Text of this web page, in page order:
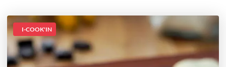
I-COOK'IN